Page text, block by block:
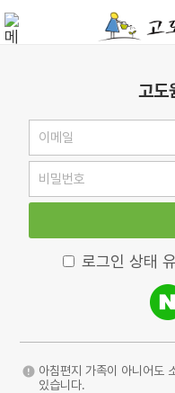
고도
로그인 상태
아침편지 가족이 아니어도
있습니다.